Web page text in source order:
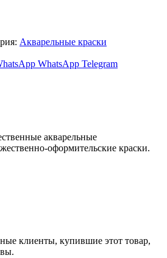
Акварельные краски
WhatsApp Telegram
акварельные
оформительские краски.
клиенты, купившие этот товар,